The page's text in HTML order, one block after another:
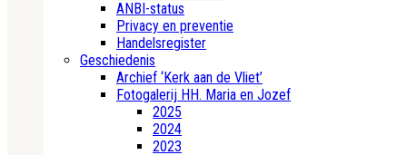
ANBI-status
Privacy en preventie
Handelsregister
Geschiedenis
Archief ‘Kerk aan de Vliet’
Fotogalerij HH. Maria en Jozef
2025
2024
2023